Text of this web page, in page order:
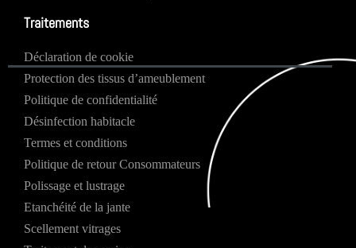
Traitements
Déclaration de cookie
Protection des tissus d’ameublement
Politique de confidentialité
Désinfection habitacle
Termes et conditions
Politique de retour Consommateurs
Polissage et lustrage
Etanchéité de la jante
Scellement vitrages